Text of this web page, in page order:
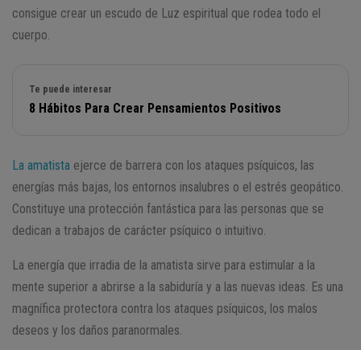
consigue crear un escudo de Luz espiritual que rodea todo el
cuerpo.
Te puede interesar
8 Hábitos Para Crear Pensamientos Positivos
La amatista ejerce de barrera con los ataques psíquicos, las
energías más bajas, los entornos insalubres o el estrés geopático.
Constituye una protección fantástica para las personas que se
dedican a trabajos de carácter psíquico o intuitivo.
La energía que irradia de la amatista sirve para estimular a la
mente superior a abrirse a la sabiduría y a las nuevas ideas. Es una
magnífica protectora contra los ataques psíquicos, los malos
deseos y los daños paranormales.